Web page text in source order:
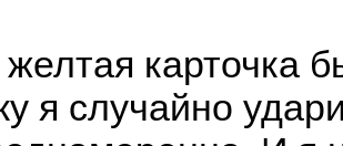
карточка
я случайно